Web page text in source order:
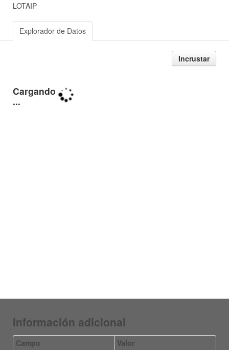
LOTAIP
Explorador de Datos
Incrustar
Información adicional
Campo
Valor